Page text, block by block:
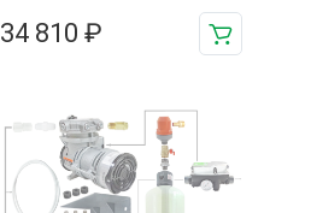
34 810₽